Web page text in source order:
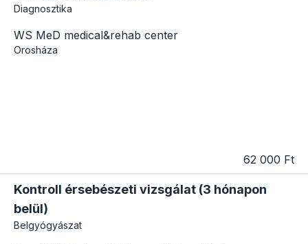
Diagnosztika
WS MeD medical&rehab center
Orosháza
62 000 Ft
Kontroll érsebészeti vizsgálat (3 hónapon
belül)
Belgyógyászat